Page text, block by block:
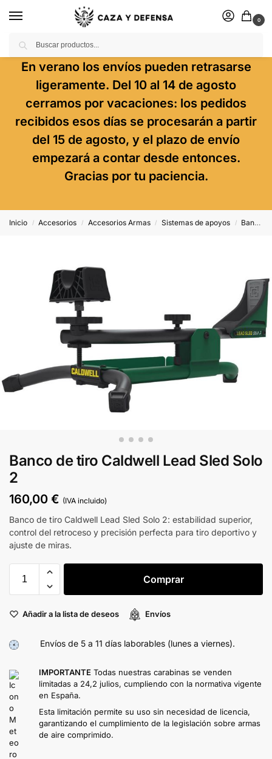
0
En verano los envíos pueden retrasarse
ligeramente. Del 10 al 14 de agosto
cerramos por vacaciones: los pedidos
recibidos esos días se procesarán a partir
del 15 de agosto, y el plazo de envío
empezará a contar desde entonces.
Gracias por tu paciencia.
Inicio / Accesorios / Accesorios Armas / Sistemas de apoyos / Bancos de tiro
Banco de tiro Caldwell Lead Sled Solo
2
160,00 € (IVA incluido)
Banco de tiro Caldwell Lead Sled Solo 2: estabilidad superior,
control del retroceso y precisión perfecta para tiro deportivo y
ajuste de miras.
Comprar
Añadir a la lista de deseos Envíos
Envíos de 5 a 11 días laborables (lunes a viernes).
IMPORTANTE Todas nuestras carabinas se venden
limitadas a 24,2 julios, cumpliendo con la normativa vigente
en España.
Esta limitación permite su uso sin necesidad de licencia,
garantizando el cumplimiento de la legislación sobre armas
de aire comprimido.